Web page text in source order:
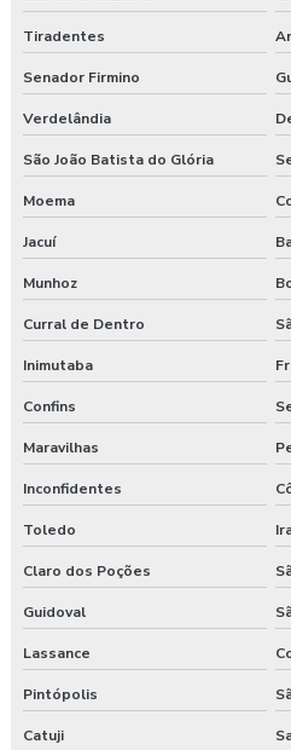
Tiradentes
Senador Firmino
Verdelândia
São João Batista do Glória
Moema
Jacuí
Munhoz
Curral de Dentro
Inimutaba
Confins
Maravilhas
Inconfidentes
Toledo
Claro dos Poções
Guidoval
Lassance
Pintópolis
Catuji